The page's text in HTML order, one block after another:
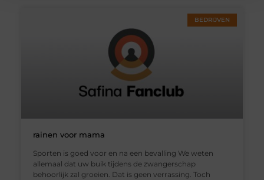
BEDRIJVEN
rainen voor mama
Sporten is goed voor en na een bevalling We weten
allemaal dat uw buik tijdens de zwangerschap
behoorlijk zal groeien. Dat is geen verrassing. Toch